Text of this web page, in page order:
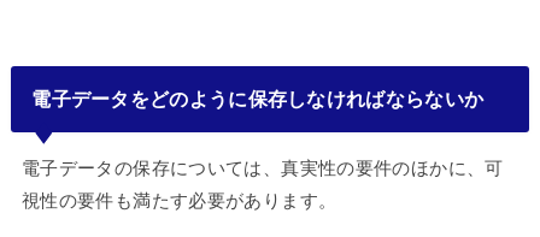
電子データをどのように保存しなければならないか
電子データの保存については、真実性の要件のほかに、可
視性の要件も満たす必要があります。